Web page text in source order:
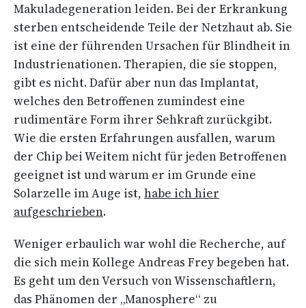
Makuladegeneration leiden. Bei der Erkrankung
sterben entscheidende Teile der Netzhaut ab. Sie
ist eine der führenden Ursachen für Blindheit in
Industrienationen. Therapien, die sie stoppen,
gibt es nicht. Dafür aber nun das Implantat,
welches den Betroffenen zumindest eine
rudimentäre Form ihrer Sehkraft zurückgibt.
Wie die ersten Erfahrungen ausfallen, warum
der Chip bei Weitem nicht für jeden Betroffenen
geeignet ist und warum er im Grunde eine
Solarzelle im Auge ist, habe ich hier
aufgeschrieben.
Weniger erbaulich war wohl die Recherche, auf
die sich mein Kollege Andreas Frey begeben hat.
Es geht um den Versuch von Wissenschaftlern,
das Phänomen der „Manosphere“ zu